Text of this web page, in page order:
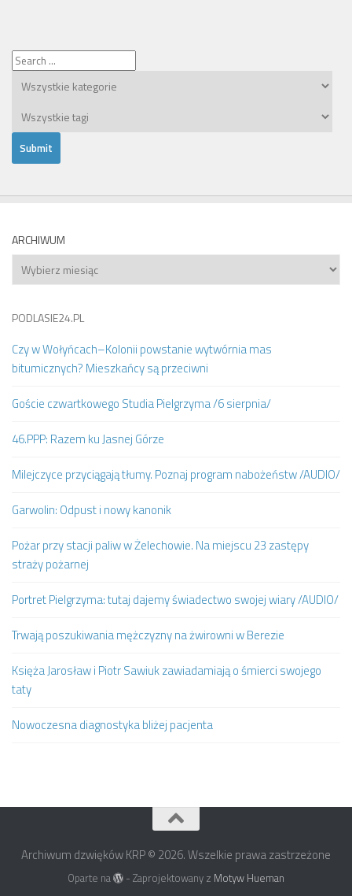
ARCHIWUM
Archiwum
PODLASIE24.PL
Czy w Wołyńcach–Kolonii powstanie wytwórnia mas
bitumicznych? Mieszkańcy są przeciwni
Goście czwartkowego Studia Pielgrzyma /6 sierpnia/
46.PPP: Razem ku Jasnej Górze
Milejczyce przyciągają tłumy. Poznaj program nabożeństw /AUDIO/
Garwolin: Odpust i nowy kanonik
Pożar przy stacji paliw w Żelechowie. Na miejscu 23 zastępy
straży pożarnej
Portret Pielgrzyma: tutaj dajemy świadectwo swojej wiary /AUDIO/
Trwają poszukiwania mężczyzny na żwirowni w Berezie
Księża Jarosław i Piotr Sawiuk zawiadamiają o śmierci swojego
taty
Nowoczesna diagnostyka bliżej pacjenta
Archiwum dzwięków KRP © 2026. Wszelkie prawa zastrzeżone
Oparte na - Zaprojektowany z Motyw Hueman